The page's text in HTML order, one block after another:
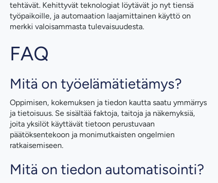
tehtävät. Kehittyvät teknologiat löytävät jo nyt tiensä
työpaikoille, ja automaation laajamittainen käyttö on
merkki valoisammasta tulevaisuudesta.
FAQ
Mitä on työelämätietämys?
Oppimisen, kokemuksen ja tiedon kautta saatu ymmärrys
ja tietoisuus. Se sisältää faktoja, taitoja ja näkemyksiä,
joita yksilöt käyttävät tietoon perustuvaan
päätöksentekoon ja monimutkaisten ongelmien
ratkaisemiseen.
Mitä on tiedon automatisointi?